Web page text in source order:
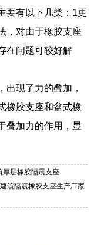
要有以下几类：1更
，对由于橡胶支座
在问题可较好解
出现了力的叠加，
橡胶支座和盆式橡
叠加力的作用，显
厚层橡胶隔震支座
筑隔震橡胶支座生产厂家